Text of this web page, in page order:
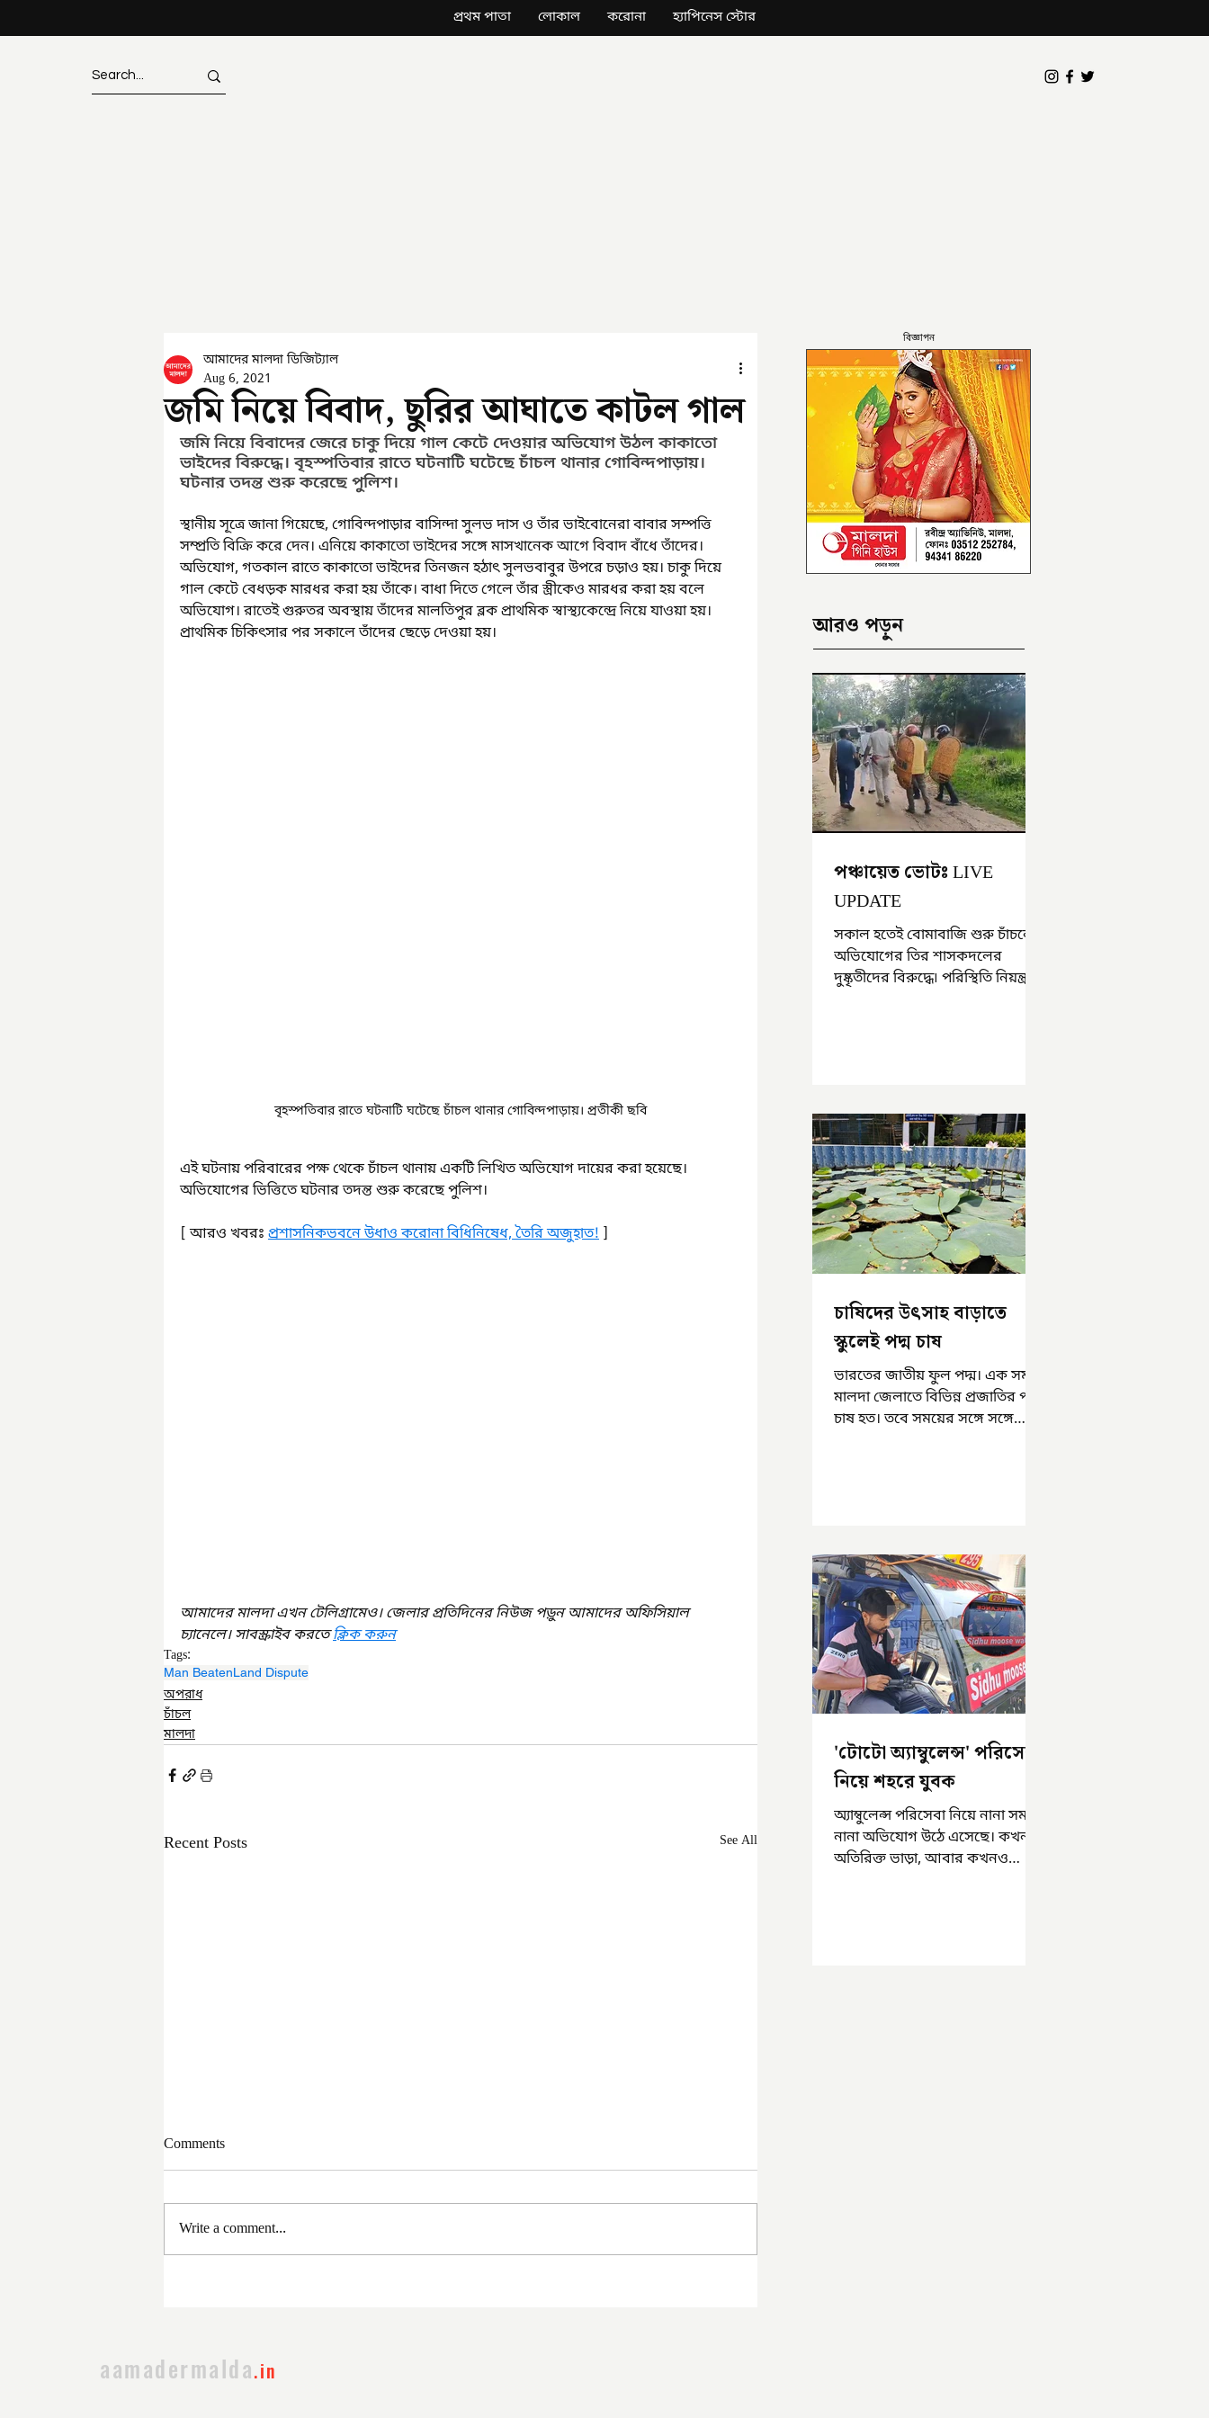
প্রথম পাতা লোকাল করোনা হ্যাপিনেস স্টোর
জমি নিয়ে বিবাদ, ছুরির আঘাতে কাটল গাল
আমাদের মালদা ডিজিট্যাল
Aug 6, 2021
জমি নিয়ে বিবাদের জেরে চাকু দিয়ে গাল কেটে দেওয়ার অভিযোগ উঠল কাকাতো
ভাইদের বিরুদ্ধে। বৃহস্পতিবার রাতে ঘটনাটি ঘটেছে চাঁচল থানার গোবিন্দপাড়ায়।
ঘটনার তদন্ত শুরু করেছে পুলিশ।
স্থানীয় সূত্রে জানা গিয়েছে, গোবিন্দপাড়ার বাসিন্দা সুলভ দাস ও তাঁর ভাইবোনেরা বাবার সম্পত্তি
সম্প্রতি বিক্রি করে দেন। এনিয়ে কাকাতো ভাইদের সঙ্গে মাসখানেক আগে বিবাদ বাঁধে তাঁদের।
অভিযোগ, গতকাল রাতে কাকাতো ভাইদের তিনজন হঠাৎ সুলভবাবুর উপরে চড়াও হয়। চাকু দিয়ে
গাল কেটে বেধড়ক মারধর করা হয় তাঁকে। বাধা দিতে গেলে তাঁর স্ত্রীকেও মারধর করা হয় বলে
অভিযোগ। রাতেই গুরুতর অবস্থায় তাঁদের মালতিপুর ব্লক প্রাথমিক স্বাস্থ্যকেন্দ্রে নিয়ে যাওয়া হয়।
প্রাথমিক চিকিৎসার পর সকালে তাঁদের ছেড়ে দেওয়া হয়।
বৃহস্পতিবার রাতে ঘটনাটি ঘটেছে চাঁচল থানার গোবিন্দপাড়ায়। প্রতীকী ছবি
এই ঘটনায় পরিবারের পক্ষ থেকে চাঁচল থানায় একটি লিখিত অভিযোগ দায়ের করা হয়েছে।
অভিযোগের ভিত্তিতে ঘটনার তদন্ত শুরু করেছে পুলিশ।
[ আরও খবরঃ প্রশাসনিকভবনে উধাও করোনা বিধিনিষেধ, তৈরি অজুহাত! ]
আমাদের মালদা এখন টেলিগ্রামেও। জেলার প্রতিদিনের নিউজ পড়ুন আমাদের অফিসিয়াল
চ্যানেলে। সাবস্ক্রাইব করতে ক্লিক করুন
Tags:
Man BeatenLand Dispute
অপরাধ
চাঁচল
মালদা
Recent Posts See All
Comments
Write a comment...
বিজ্ঞাপন
আরও পড়ুন
পঞ্চায়েত ভোটঃ LIVE
UPDATE
সকাল হতেই বোমাবাজি শুরু চাঁচলে৷
অভিযোগের তির শাসকদলের
দুষ্কৃতীদের বিরুদ্ধে৷ পরিস্থিতি নিয়ন্ত্রণে
চাষিদের উৎসাহ বাড়াতে
স্কুলেই পদ্ম চাষ
ভারতের জাতীয় ফুল পদ্ম। এক সময়
মালদা জেলাতে বিভিন্ন প্রজাতির পদ্ম
চাষ হত। তবে সময়ের সঙ্গে সঙ্গে
'টোটো অ্যাম্বুলেন্স' পরিসেবা
নিয়ে শহরে যুবক
অ্যাম্বুলেন্স পরিসেবা নিয়ে নানা সময়
নানা অভিযোগ উঠে এসেছে। কখনও
অতিরিক্ত ভাড়া, আবার কখনও
aamadermalda.in